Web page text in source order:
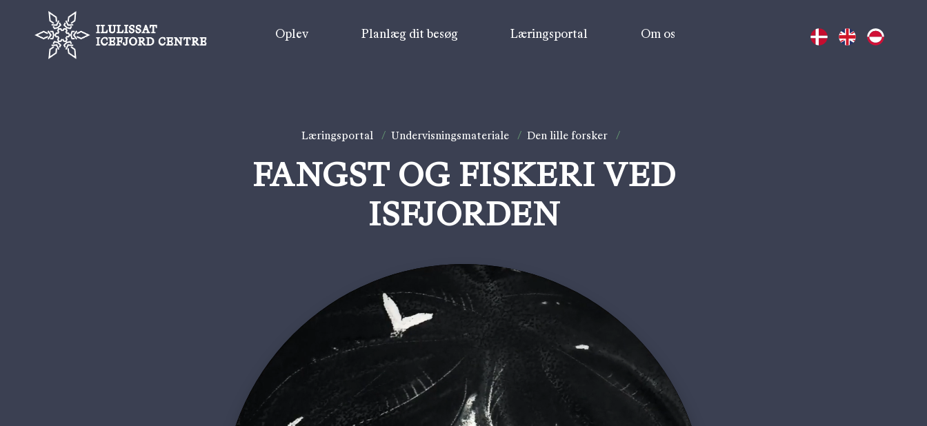
Oplev Planlæg dit besøg Læringsportal Om os
Læringsportal / Undervisningsmateriale / Den lille forsker /
FANGST OG FISKERI VED
ISFJORDEN